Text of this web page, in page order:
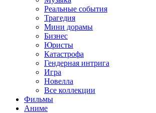
Реальные события
Трагедия
Мини дорамы
Бизнес
Юристы
Катастрофа
Гендерная интрига
Игра
Новелла
Все коллекции
Фильмы
Аниме